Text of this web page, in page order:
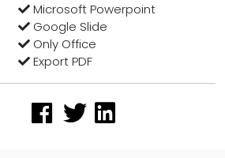
Microsoft Powerpoint
Google Slide
Only Office
Export PDF